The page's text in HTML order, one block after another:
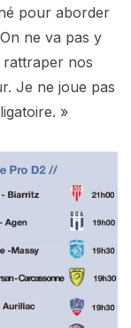
pour aborder
ne va pas y
nos
Je ne joue pas
»